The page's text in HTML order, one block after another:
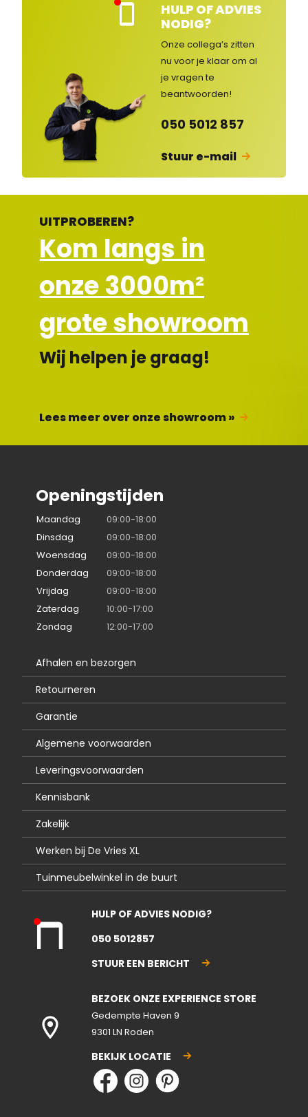
nte
en
HULP OF ADVIES
NODIG?
Onze collega’s zitten
nu voor je klaar om al
je vragen te
beantwoorden!
050 5012 857
Stuur e-mail
UITPROBEREN?
Kom langs in
onze 3000m²
grote showroom
Wij helpen je graag!
Lees meer over onze showroom »
Openingstijden
Maandag
09:00-18:00
Dinsdag
09:00-18:00
Woensdag
09:00-18:00
Donderdag
09:00-18:00
Vrijdag
09:00-18:00
Zaterdag
10:00-17:00
Zondag
12:00-17:00
Afhalen en bezorgen
Retourneren
Garantie
Algemene voorwaarden
Leveringsvoorwaarden
Kennisbank
Zakelijk
Werken bij De Vries XL
Tuinmeubelwinkel in de buurt
nte
ote
n
HULP OF ADVIES NODIG?
050 5012857
STUUR EEN BERICHT
BEZOEK ONZE EXPERIENCE STORE
Gedempte Haven 9
9301 LN Roden
BEKIJK LOCATIE